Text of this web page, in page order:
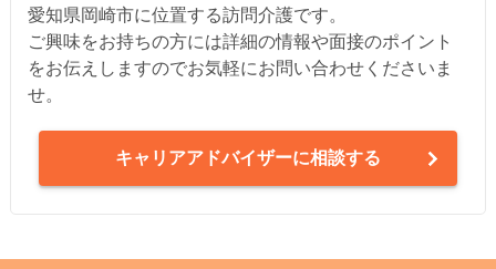
愛知県岡崎市に位置する訪問介護です。
ご興味をお持ちの方には詳細の情報や面接のポイント
をお伝えしますのでお気軽にお問い合わせくださいま
せ。
キャリアアドバイザーに相談する